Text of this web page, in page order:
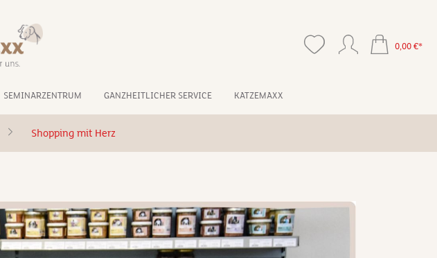
0,00 €*
SEMINARZENTRUM GANZHEITLICHER SERVICE KATZEMAXX
Shopping mit Herz